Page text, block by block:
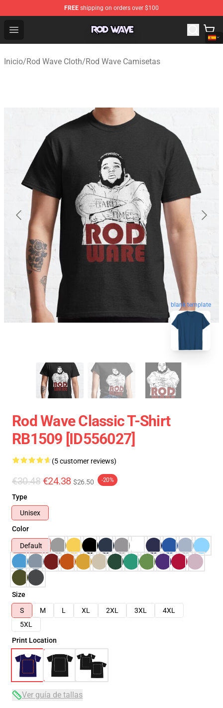
FREE shipping on orders over $100
Open menu
Rod Wave Shop - Official Rod Wave Merchandise Store
Inicio/Rod Wave Cloth/Rod Wave Camisetas
blank template
Rod Wave Classic T-Shirt
RB1509 [ID556027]
(5 customer reviews)
€30.48 €24.38 $26.50 -20%
Type
Unisex
Color
Default
Size
S
M L XL 2XL 3XL
4XL
5XL
Print Location
Ver guía de tallas